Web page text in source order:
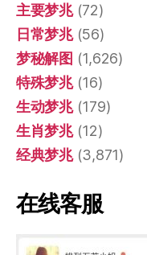
主要梦兆(72)
日常梦兆(56)
梦秘解图 (1,626)
特殊梦兆(16)
生动梦兆(179)
生肖梦兆(12)
经典梦兆(3,871)
在线客服